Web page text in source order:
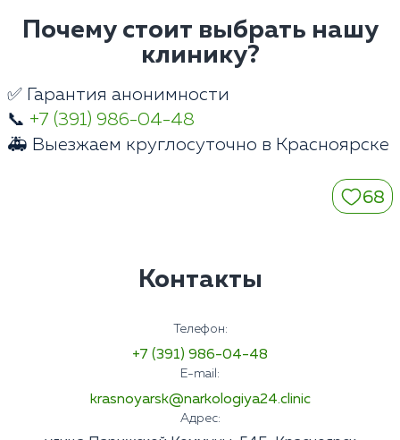
Почему стоит выбрать нашу
клинику?
✅ Гарантия анонимности
📞 +7 (391) 986-04-48
🚑 Выезжаем круглосуточно в Красноярске
68
Контакты
Телефон:
+7 (391) 986-04-48
E-mail:
krasnoyarsk@narkologiya24.clinic
Адрес: